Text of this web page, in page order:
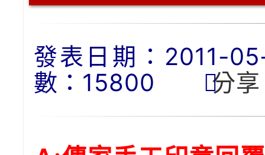
發表日期：2011-
數：15800
分享